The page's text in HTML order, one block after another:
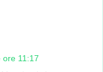
ore 11:17